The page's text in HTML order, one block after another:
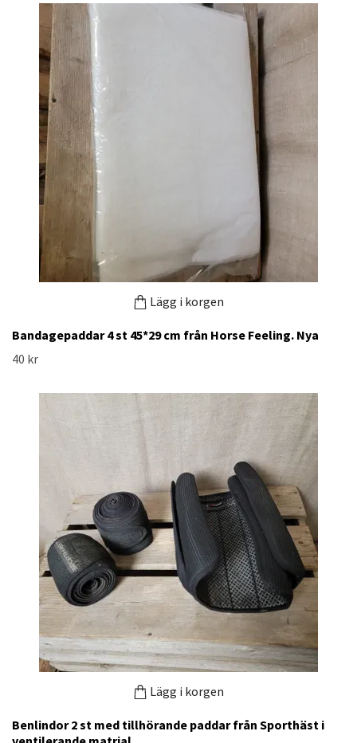
Lägg i korgen
Bandagepaddar 4 st 45*29 cm från Horse Feeling. Nya
40 kr
Lägg i korgen
Benlindor 2 st med tillhörande paddar från Sporthäst i